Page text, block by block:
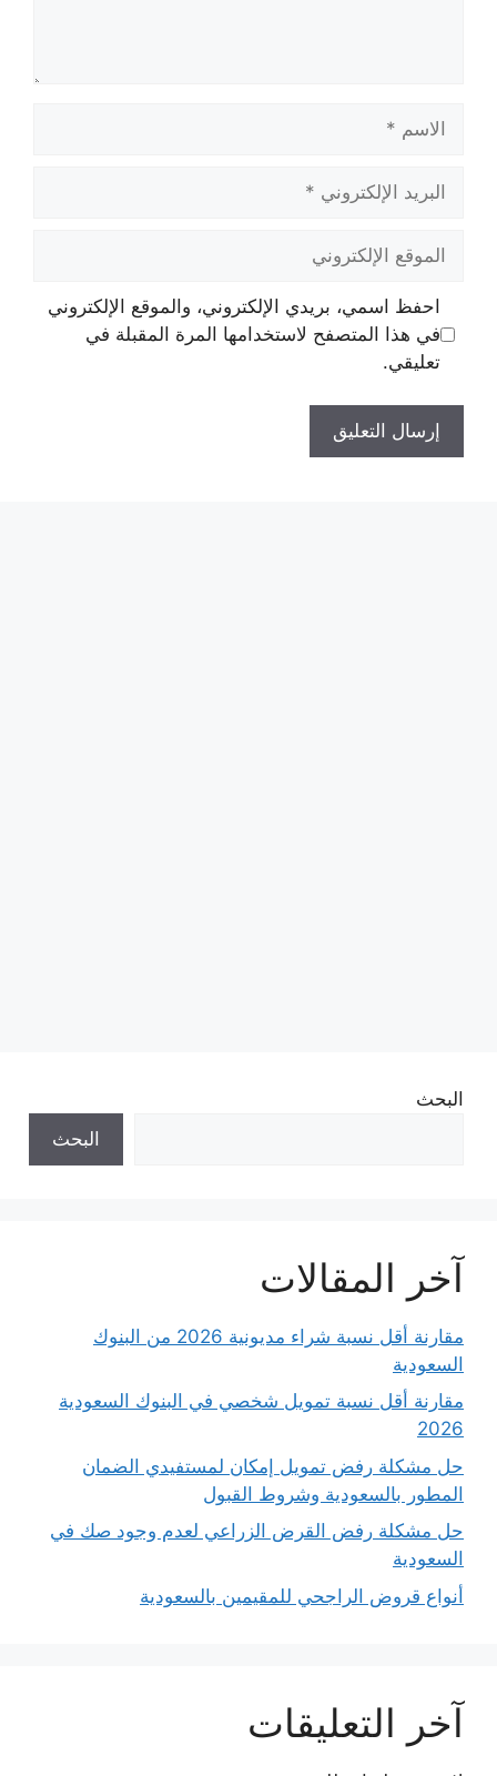
الاسم
البريد
الإلكتروني
الموقع
الإلكتروني
احفظ اسمي، بريدي الإلكتروني، والموقع الإلكتروني
في هذا المتصفح لاستخدامها المرة المقبلة في
تعليقي.
البحث
البحث
آخر المقالات
مقارنة أقل نسبة شراء مديونية 2026 من البنوك
السعودية
مقارنة أقل نسبة تمويل شخصي في البنوك السعودية
2026
حل مشكلة رفض تمويل إمكان لمستفيدي الضمان
المطور بالسعودية وشروط القبول
حل مشكلة رفض القرض الزراعي لعدم وجود صك في
السعودية
أنواع قروض الراجحي للمقيمين بالسعودية
آخر التعليقات